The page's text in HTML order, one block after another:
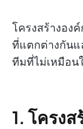
โครงสร้างอง
ที่แตกต่างกันแ
ทีมที่ไม่เหมือน
1. โครง